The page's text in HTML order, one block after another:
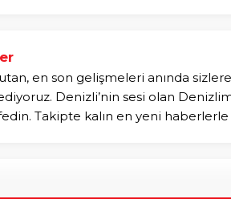
en son gelişmeleri anında
Denizli’nin sesi olan
Takipte kalın en yeni haberlerle